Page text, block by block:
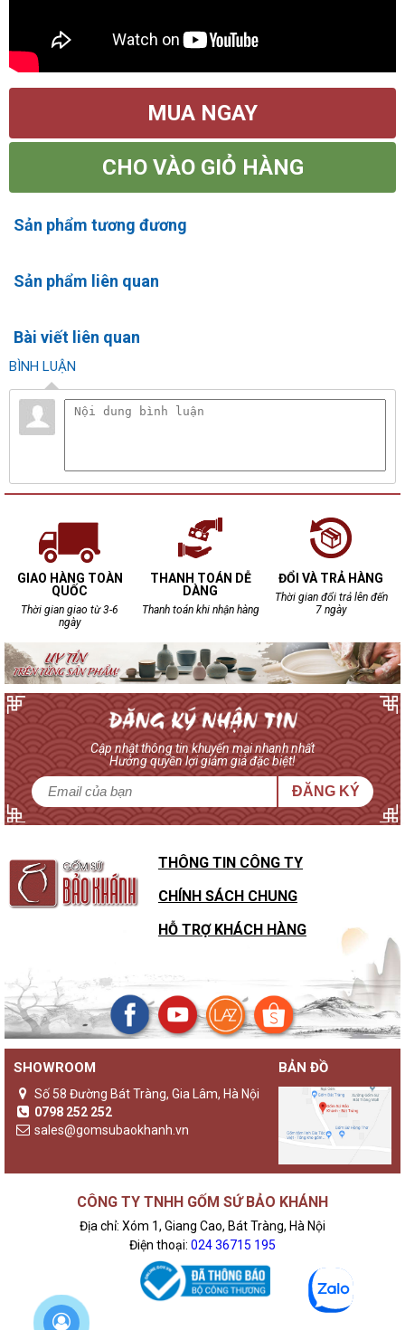
MUA NGAY
CHO VÀO GIỎ HÀNG
Sản phẩm tương đương
Sản phẩm liên quan
Bài viết liên quan
BÌNH LUẬN
GIAO HÀNG TOÀN
QUỐC
Thời gian giao từ 3-6
ngày
THANH TOÁN DỄ
DÀNG
Thanh toán khi nhận hàng
ĐỔI VÀ TRẢ HÀNG
Thời gian đổi trả lên đến
7 ngày
Cập nhật thông tin khuyến mại nhanh nhất
Hưởng quyền lợi giảm giá đặc biệt!
ĐĂNG KÝ
THÔNG TIN CÔNG TY
CHÍNH SÁCH CHUNG
HỖ TRỢ KHÁCH HÀNG
SHOWROOM
Số 58 Đường Bát Tràng, Gia Lâm, Hà Nội
0798 252 252
sales@gomsubaokhanh.vn
BẢN ĐỒ
CÔNG TY TNHH GỐM SỨ BẢO KHÁNH
Địa chỉ: Xóm 1, Giang Cao, Bát Tràng, Hà Nội
Điện thoại: 024 36715 195